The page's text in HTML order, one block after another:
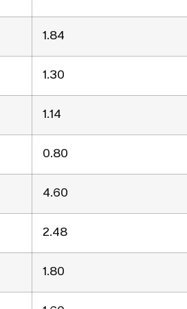
1.84
1.30
1.14
0.80
4.60
2.48
1.80